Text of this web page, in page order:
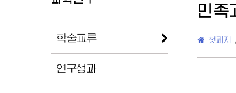
학술교류
연구성과
민족
첫페지